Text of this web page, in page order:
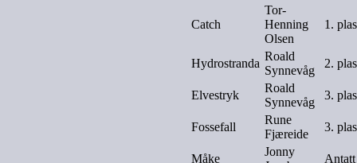
Catch
Tor-
Henning
Olsen
1.
Hydrostranda
Roald
Synnevåg
2.
Elvestryk
Roald
Synnevåg
3.
Fossefall
Rune
Fjæreide
3.
Måke
Jonny
Antatt